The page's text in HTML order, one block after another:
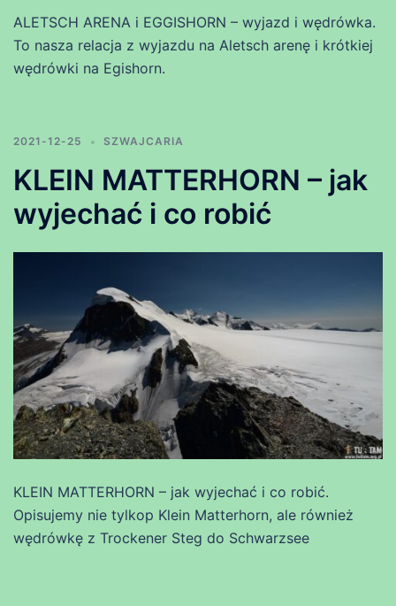
ALETSCH ARENA i EGGISHORN – wyjazd i wędrówka.
To nasza relacja z wyjazdu na Aletsch arenę i krótkiej
wędrówki na Egishorn.
2021-12-25 SZWAJCARIA
KLEIN MATTERHORN – jak
wyjechać i co robić
KLEIN MATTERHORN – jak wyjechać i co robić.
Opisujemy nie tylkop Klein Matterhorn, ale również
wędrówkę z Trockener Steg do Schwarzsee